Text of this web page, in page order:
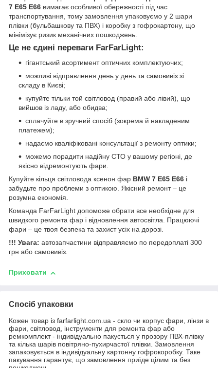
7 Е65 Е66 вимагає особливої обережності під час
транспортування, тому замовлення упаковуємо у 2 шари
плівки (бульбашкову та ПВХ) і коробку з гофрокартону, що
мінімізує ризик механічних пошкоджень.
Це не єдині переваги FarFarLight:
гігантський асортимент оптичних комплектуючих;
можливі відправлення день у день та самовивіз зі
складу в Києві;
купуйте тільки той світловод (правий або лівий), що
вийшов із ладу, або обидва;
сплачуйте в зручний спосіб (зокрема й накладеним
платежем);
надаємо кваліфіковані консультації з ремонту оптики;
можемо порадити надійну СТО у вашому регіоні, де
якісно відремонтують фари.
Купуйте кільця світловода ксенон фар BMW 7 E65 E66 і
забудьте про проблеми з оптикою. Якісний ремонт – це
розумна економія.
Команда FarFarLight допоможе обрати все необхідне для
швидкого ремонта фар і відновлення автосвітла. Працюючі
фари – це твоя безпека та захист усіх на дорозі.
!!! Увага: автозапчастини відправляємо по передоплаті 300
грн або самовивіз.
Приховати
Спосіб упаковки
Кожен товар із farfarlight.com.ua - скло чи корпус фари, лінзи в
фари, світловод, інструменти для ремонта фар або
ремкомплект - індивідуально пакується у прозору ПВХ-плівку
та кілька шарів повітряно-пухирчастої плівки. Замовлення
запаковується в індивідуальну картонну гофрокоробку. Таке
пакування гарантує, що замовлення приїде цілим та без